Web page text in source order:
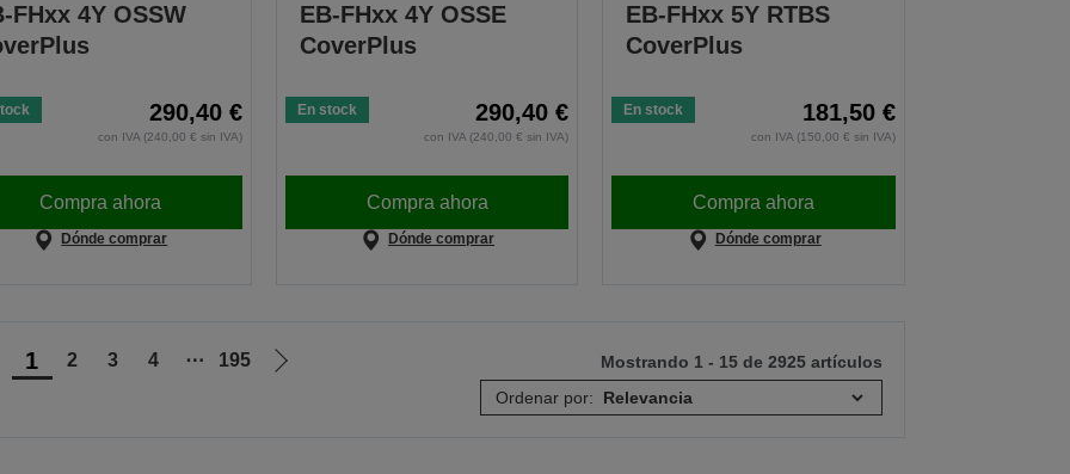
FHxx 4Y OSSW
290,40 €
con IVA (240,00 € sin IVA)
Compra ahora
Dónde comprar
EB-FHxx 4Y OSSE
CoverPlus
En stock 290,40 €
con IVA (240,00 € sin IVA)
Compra ahora
Dónde comprar
EB-FHxx 5Y RTBS
CoverPlus
En stock 181,50 €
con IVA (150,00 € sin IVA)
Compra ahora
Dónde comprar
1 2 3 4 ⋯ 195
Ir
Mostrando 1 - 15 de 2925 artículos
Ordenar por: